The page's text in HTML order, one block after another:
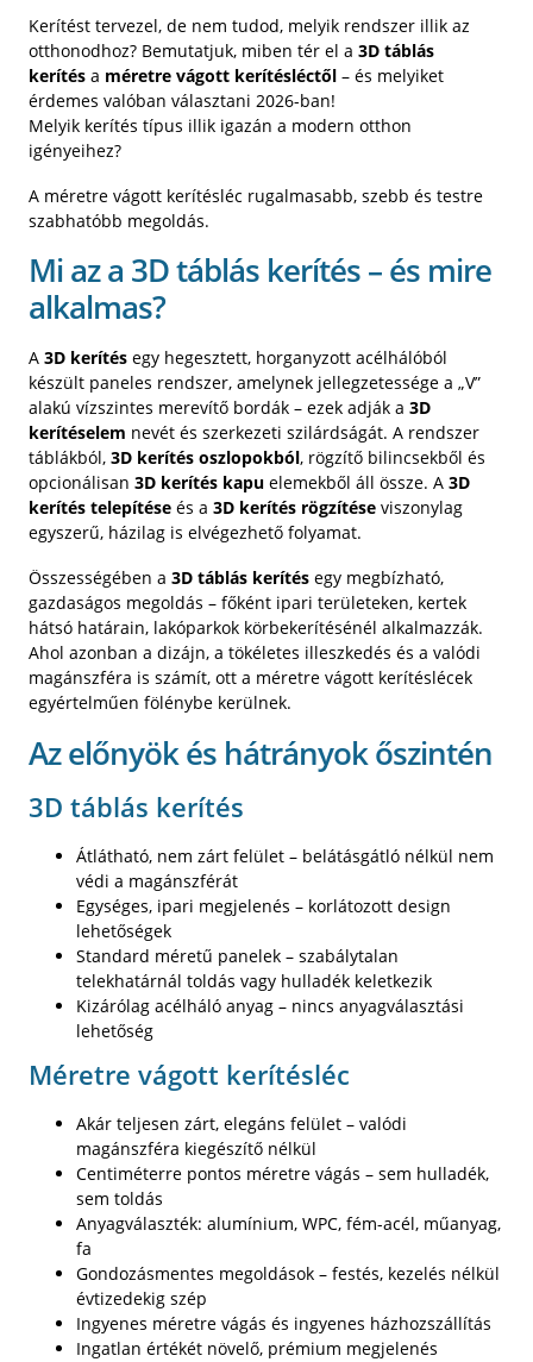
Kerítést tervezel, de nem tudod, melyik rendszer illik az
otthonodhoz? Bemutatjuk, miben tér el a 3D táblás
kerítés a méretre vágott kerítésléctől – és melyiket
érdemes valóban választani 2026-ban!
Melyik kerítés típus illik igazán a modern otthon
igényeihez?
A méretre vágott kerítésléc rugalmasabb, szebb és testre
szabhatóbb megoldás.
Mi az a 3D táblás kerítés – és mire
alkalmas?
A 3D kerítés egy hegesztett, horganyzott acélhálóból
készült paneles rendszer, amelynek jellegzetessége a „V”
alakú vízszintes merevítő bordák – ezek adják a 3D
kerítéselem nevét és szerkezeti szilárdságát. A rendszer
táblákból, 3D kerítés oszlopokból, rögzítő bilincsekből és
opcionálisan 3D kerítés kapu elemekből áll össze. A 3D
kerítés telepítése és a 3D kerítés rögzítése viszonylag
egyszerű, házilag is elvégezhető folyamat.
Összességében a 3D táblás kerítés egy megbízható,
gazdaságos megoldás – főként ipari területeken, kertek
hátsó határain, lakóparkok körbekerítésénél alkalmazzák.
Ahol azonban a dizájn, a tökéletes illeszkedés és a valódi
magánszféra is számít, ott a méretre vágott kerítéslécek
egyértelműen fölénybe kerülnek.
Az előnyök és hátrányok őszintén
3D táblás kerítés
Átlátható, nem zárt felület – belátásgátló nélkül nem
védi a magánszférát
Egységes, ipari megjelenés – korlátozott design
lehetőségek
Standard méretű panelek – szabálytalan
telekhatárnál toldás vagy hulladék keletkezik
Kizárólag acélháló anyag – nincs anyagválasztási
lehetőség
Méretre vágott kerítésléc
Akár teljesen zárt, elegáns felület – valódi
magánszféra kiegészítő nélkül
Centiméterre pontos méretre vágás – sem hulladék,
sem toldás
Anyagválaszték: alumínium, WPC, fém-acél, műanyag,
fa
Gondozásmentes megoldások – festés, kezelés nélkül
évtizedekig szép
Ingyenes méretre vágás és ingyenes házhozszállítás
Ingatlan értékét növelő, prémium megjelenés